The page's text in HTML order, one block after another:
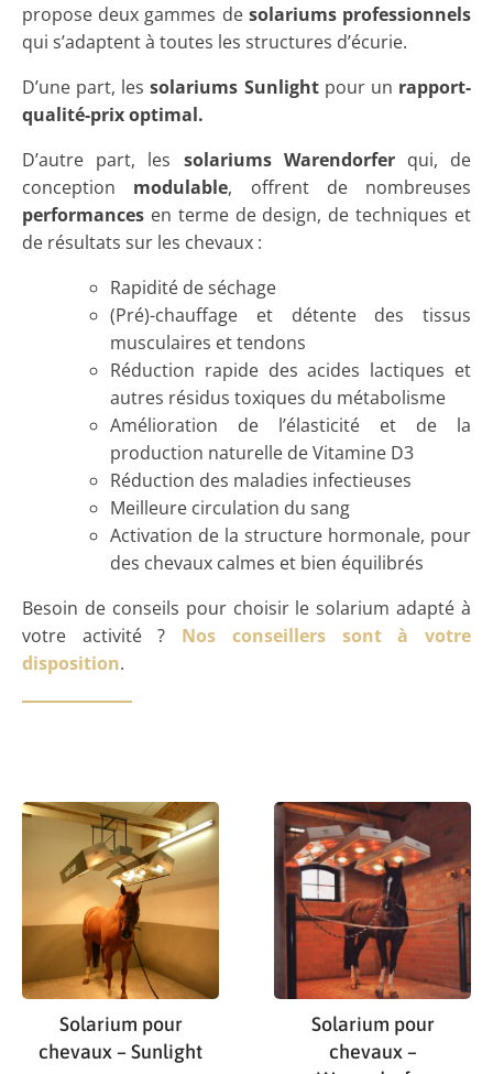
propose deux gammes de solariums professionnels
qui s’adaptent à toutes les structures d’écurie.
D’une part, lessolariums Sunlight pour un rapport-
qualité-prix optimal.
D’autre part, les solariums Warendorferqui, de
conception modulable, offrent de nombreuses
performances en terme de design, de techniques et
de résultats sur les chevaux :
Rapidité de séchage
(Pré)-chauffage et détente des tissus
musculaires et tendons
Réduction rapide des acides lactiques et
autres résidus toxiques du métabolisme
Amélioration de l’élasticité et de la
production naturelle de Vitamine D3
Réduction des maladies infectieuses
Meilleure circulation du sang
Activation de la structure hormonale, pour
des chevaux calmes et bien équilibrés
Besoin de conseils pour choisir le solarium adapté à
votre activité ? Nos conseillers sont à votre
disposition.
Solarium pour
chevaux – Sunlight
Solarium pour
chevaux –